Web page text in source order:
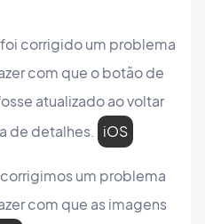
corrigido um problema
com que o botão de
atualizado ao voltar
de detalhes. iOS
um problema
com que as imagens